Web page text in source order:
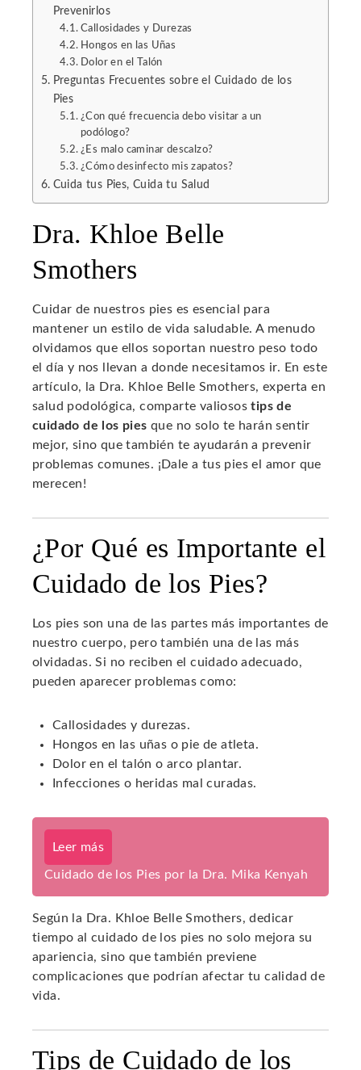
Prevenirlos
Callosidades y Durezas
Hongos en las Uñas
Dolor en el Talón
Preguntas Frecuentes sobre el Cuidado de los
Pies
¿Con qué frecuencia debo visitar a un
podólogo?
¿Es malo caminar descalzo?
¿Cómo desinfecto mis zapatos?
Cuida tus Pies, Cuida tu Salud
Dra. Khloe Belle
Smothers
Cuidar de nuestros pies es esencial para
mantener un estilo de vida saludable. A menudo
olvidamos que ellos soportan nuestro peso todo
el día y nos llevan a donde necesitamos ir. En este
artículo, la Dra. Khloe Belle Smothers, experta en
salud podológica, comparte valiosostips de
cuidado de los pies que no solo te harán sentir
mejor, sino que también te ayudarán a prevenir
problemas comunes. ¡Dale a tus pies el amor que
merecen!
¿Por Qué es Importante el
Cuidado de los Pies?
Los pies son una de las partes más importantes de
nuestro cuerpo, pero también una de las más
olvidadas. Si no reciben el cuidado adecuado,
pueden aparecer problemas como:
Callosidades y durezas.
Hongos en las uñas o pie de atleta.
Dolor en el talón o arco plantar.
Infecciones o heridas mal curadas.
Leer más
Cuidado de los Pies por la Dra. Mika Kenyah
Según la Dra. Khloe Belle Smothers, dedicar
tiempo al cuidado de los pies no solo mejora su
apariencia, sino que también previene
complicaciones que podrían afectar tu calidad de
vida.
Tips de Cuidado de los